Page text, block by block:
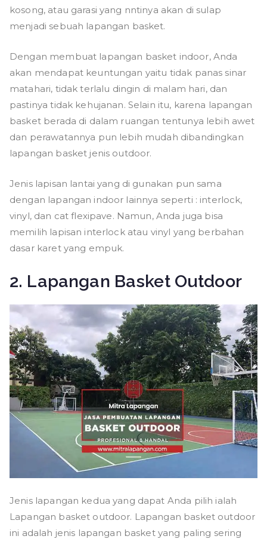
kosong, atau garasi yang nntinya akan di sulap
menjadi sebuah lapangan basket.
Dengan membuat lapangan basket indoor, Anda
akan mendapat keuntungan yaitu tidak panas sinar
matahari, tidak terlalu dingin di malam hari, dan
pastinya tidak kehujanan. Selain itu, karena lapangan
basket berada di dalam ruangan tentunya lebih awet
dan perawatannya pun lebih mudah dibandingkan
lapangan basket jenis outdoor.
Jenis lapisan lantai yang di gunakan pun sama
dengan lapangan indoor lainnya seperti : interlock,
vinyl, dan cat flexipave. Namun, Anda juga bisa
memilih lapisan interlock atau vinyl yang berbahan
dasar karet yang empuk.
2. Lapangan Basket Outdoor
Jenis lapangan kedua yang dapat Anda pilih ialah
Lapangan basket outdoor. Lapangan basket outdoor
ini adalah jenis lapangan basket yang paling sering